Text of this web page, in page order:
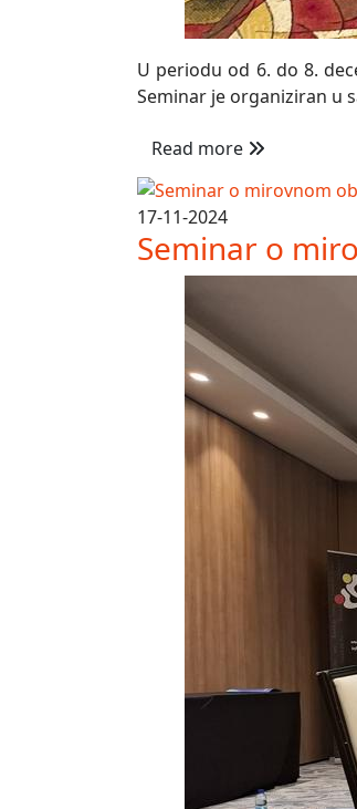
U periodu od 6. do 8.
Seminar je organiziran u
Read more
17-11-2024
Seminar o